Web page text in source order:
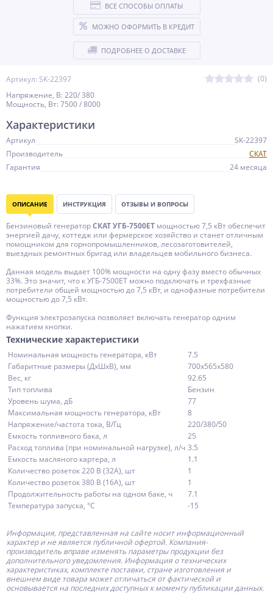
Артикул: SK-22397
(0)
Напряжение, В: 220/ 380
Мощность, Вт: 7500 / 8000
ВСЕ СПОСОБЫ ОПЛАТЫ
МОЖНО ОФОРМИТЬ В КРЕДИТ
ПОДРОБНЕЕ О ДОСТАВКЕ
Характеристики
Артикул
SK-22397
Производитель
СКАТ
Гарантия
24 месяца
ОПИСАНИЕ ИНСТРУКЦИЯ ОТЗЫВЫ И ВОПРОСЫ
Бензиновый генераторСКАТ УГБ-7500ЕТ мощностью 7,5 кВт обеспечит
энергией дачу, коттедж или фермерское хозяйство и станет отличным
помощником для горнопромышленников, лесозаготовителей,
выездных ремонтных бригад или владельцев мобильного бизнеса.
Данная модель выдает 100% мощности на одну фазу вместо обычных
33%. Это значит, что к УГБ-7500ЕТ можно подключать и трехфазные
потребители общей мощностью до 7,5 кВт, и однофазные потребители
мощностью до 7,5 кВт.
Функция электрозапуска позволяет включать генератор одним
нажатием кнопки.
Технические характеристики
Номинальная мощность генератора, кВт
7.5
Габаритные размеры (ДхШхВ), мм
700х565х580
Вес, кг
92.65
Тип топлива
Бензин
Уровень шума, дБ
77
Максимальная мощность генератора, кВт
8
Напряжение/частота тока, В/Гц
220/380/50
Емкость топливного бака, л
25
Расход топлива (при номинальной нагрузке), л/ч 3.5
Емкость масляного картера, л
1.1
Количество розеток 220 В (32А), шт
1
Количество розеток 380 В (16А), шт
1
Продолжительность работы на одном баке, ч
7.1
Температура запуска, °С
-15
Информация, представленная на сайте носит информационный
характер и не является публичной офертой. Компания-
производитель вправе изменять параметры продукции без
дополнительного уведомления. Информация о технических
характеристиках, комплекте поставки, стране изготовления и
внешнем виде товара может отличаться от фактической и
основывается на последних доступных к моменту публикации данных.